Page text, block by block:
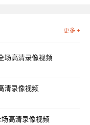
更多 +
场高清录像视频
清录像视频
高清录像视频